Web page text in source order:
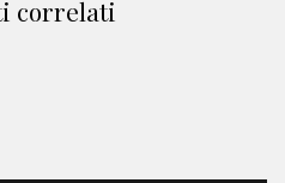
correlati